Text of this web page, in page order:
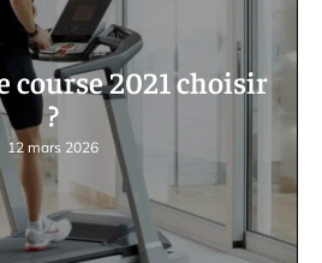
course 2021 choisir
?
12 mars 2026